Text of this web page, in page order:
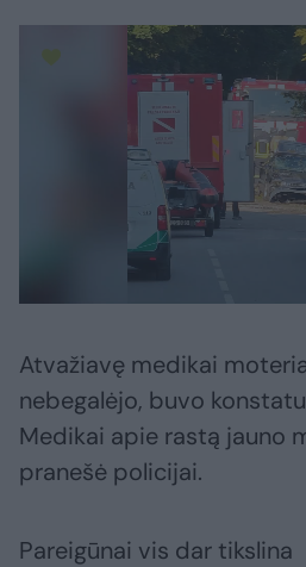
Atvažiavę medikai
nebegalėjo, buvo
Medikai apie rastą jauno
pranešė policijai.
Pareigūnai vis dar tikslina